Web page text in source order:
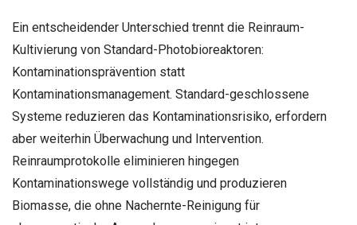
Ein entscheidender Unterschied trennt die Reinraum-
Kultivierung von Standard-Photobioreaktoren:
Kontaminationsprävention statt
Kontaminationsmanagement. Standard-geschlossene
Systeme reduzieren das Kontaminationsrisiko, erfordern
aber weiterhin Überwachung und Intervention.
Reinraumprotokolle eliminieren hingegen
Kontaminationswege vollständig und produzieren
Biomasse, die ohne Nachernte-Reinigung für